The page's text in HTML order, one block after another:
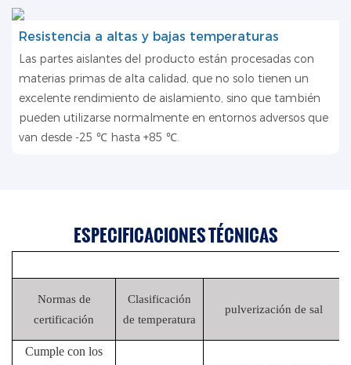
Resistencia a altas y bajas temperaturas
Las partes aislantes del producto están procesadas con
materias primas de alta calidad, que no solo tienen un
excelente rendimiento de aislamiento, sino que también
pueden utilizarse normalmente en entornos adversos que
van desde -25 ℃ hasta +85 ℃.
ESPECIFICACIONES TÉCNICAS
Normas de
certificación
Clasificación
de temperatura
pulverización de sal
Cumple con los